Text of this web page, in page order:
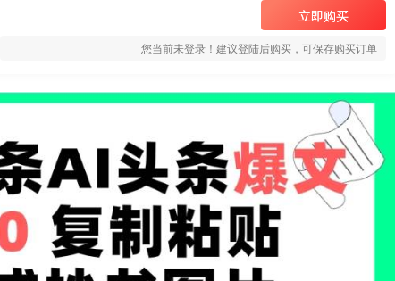
立即购买
您当前未登录！建议登陆后购买，可保存购买订单